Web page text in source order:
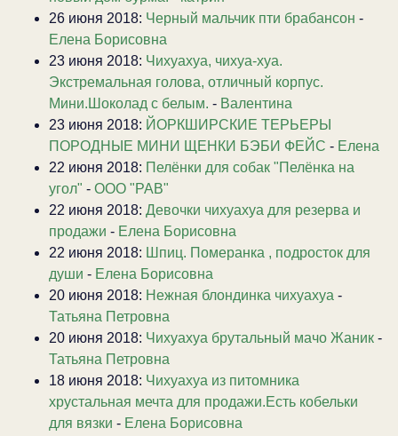
26 июня 2018: Черный мальчик пти брабансон -
Елена Борисовна
23 июня 2018: Чихуахуа, чихуа-хуа.
Экстремальная голова, отличный корпус.
Мини.Шоколад с белым. - Валентина
23 июня 2018: ЙОРКШИРСКИЕ ТЕРЬЕРЫ
ПОРОДНЫЕ МИНИ ЩЕНКИ БЭБИ ФЕЙС - Елена
22 июня 2018: Пелёнки для собак "Пелёнка на
угол" - ООО "РАВ"
22 июня 2018: Девочки чихуахуа для резерва и
продажи - Елена Борисовна
22 июня 2018: Шпиц. Померанка , подросток для
души - Елена Борисовна
20 июня 2018: Нежная блондинка чихуахуа -
Татьяна Петровна
20 июня 2018: Чихуахуа брутальный мачо Жаник -
Татьяна Петровна
18 июня 2018: Чихуахуа из питомника
хрустальная мечта для продажи.Есть кобельки
для вязки - Елена Борисовна